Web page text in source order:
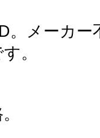
。メーカ
。